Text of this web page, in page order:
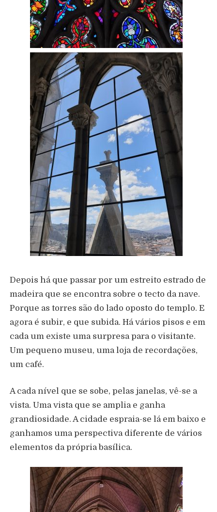
Depois há que passar por um estreito estrado de
madeira que se encontra sobre o tecto da nave.
Porque as torres são do lado oposto do templo. E
agora é subir, e que subida. Há vários pisos e em
cada um existe uma surpresa para o visitante.
Um pequeno museu, uma loja de recordações,
um café.
A cada nível que se sobe, pelas janelas, vê-se a
vista. Uma vista que se amplia e ganha
grandiosidade. A cidade espraia-se lá em baixo e
ganhamos uma perspectiva diferente de vários
elementos da própria basílica.